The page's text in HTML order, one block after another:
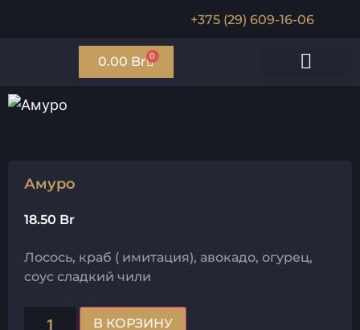
+375 (29) 609-16-06
0.00 Br 0
Амуро
18.50 Br
Лосось, краб ( имитация), авокадо, огурец,
соус сладкий чили
В КОРЗИНУ